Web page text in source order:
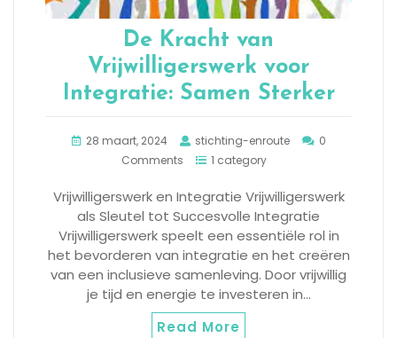
De Kracht van
Vrijwilligerswerk voor
Integratie: Samen Sterker
28 maart, 2024 stichting-enroute
0
Comments
1 category
Vrijwilligerswerk en Integratie Vrijwilligerswerk
als Sleutel tot Succesvolle Integratie
Vrijwilligerswerk speelt een essentiële rol in
het bevorderen van integratie en het creëren
van een inclusieve samenleving. Door vrijwillig
je tijd en energie te investeren in…
Read More